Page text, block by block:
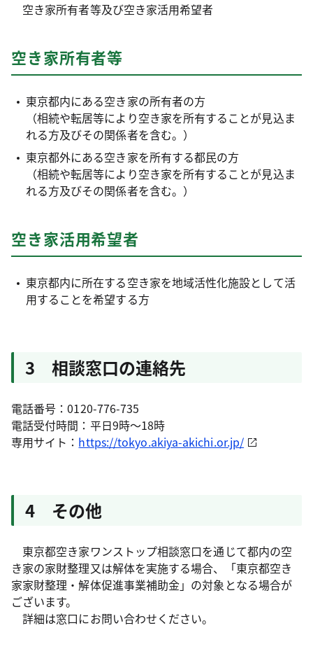
空き家所有者等及び空き家活用希望者
空き家所有者等
東京都内にある空き家の所有者の方
（相続や転居等により空き家を所有することが見込ま
れる方及びその関係者を含む。）
東京都外にある空き家を所有する都民の方
（相続や転居等により空き家を所有することが見込ま
れる方及びその関係者を含む。）
空き家活用希望者
東京都内に所在する空き家を地域活性化施設として活
用することを希望する方
3 相談窓口の連絡先
電話番号：0120-776-735
電話受付時間：平日9時～18時
専用サイト： https://tokyo.akiya-akichi.or.jp/
4 その他
東京都空き家ワンストップ相談窓口を通じて都内の空
き家の家財整理又は解体を実施する場合、「東京都空き
家家財整理・解体促進事業補助金」の対象となる場合が
ございます。
詳細は窓口にお問い合わせください。